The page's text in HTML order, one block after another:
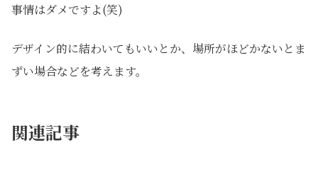
事情はダメですよ(笑)
デザイン的に結わいてもいいとか、場所がほどかないとま
ずい場合などを考えます。
関連記事